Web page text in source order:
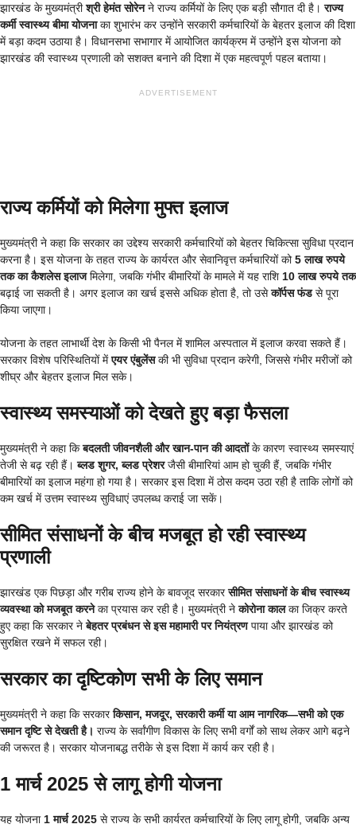
झारखंड के मुख्यमंत्रीश्री हेमंत सोरेनने राज्य कर्मियों के लिए एक बड़ी सौगात दी है।राज्य
कर्मी स्वास्थ्य बीमा योजनाका शुभारंभ कर उन्होंने सरकारी कर्मचारियों के बेहतर इलाज की दिशा
में बड़ा कदम उठाया है। विधानसभा सभागार में आयोजित कार्यक्रम में उन्होंने इस योजना को
झारखंड की स्वास्थ्य प्रणाली को सशक्त बनाने की दिशा में एक महत्वपूर्ण पहल बताया।
ADVERTISEMENT
राज्य कर्मियों को मिलेगा मुफ्त इलाज
मुख्यमंत्री ने कहा कि सरकार का उद्देश्य सरकारी कर्मचारियों को बेहतर चिकित्सा सुविधा प्रदान
करना है। इस योजना के तहत राज्य के कार्यरत और सेवानिवृत्त कर्मचारियों को5 लाख रुपये
तक का कैशलेस इलाजमिलेगा, जबकि गंभीर बीमारियों के मामले में यह राशि 10 लाख रुपये तक
बढ़ाई जा सकती है। अगर इलाज का खर्च इससे अधिक होता है, तो उसेकॉर्पस फंडसे पूरा
किया जाएगा।
योजना के तहत लाभार्थी देश के किसी भी पैनल में शामिल अस्पताल में इलाज करवा सकते हैं।
सरकार विशेष परिस्थितियों मेंएयर एंबुलेंसकी भी सुविधा प्रदान करेगी, जिससे गंभीर मरीजों को
शीघ्र और बेहतर इलाज मिल सके।
स्वास्थ्य समस्याओं को देखते हुए बड़ा फैसला
मुख्यमंत्री ने कहा किबदलती जीवनशैली और खान-पान की आदतोंके कारण स्वास्थ्य समस्याएं
तेजी से बढ़ रही हैं।ब्लड शुगर, ब्लड प्रेशरजैसी बीमारियां आम हो चुकी हैं, जबकि गंभीर
बीमारियों का इलाज महंगा हो गया है। सरकार इस दिशा में ठोस कदम उठा रही है ताकि लोगों को
कम खर्च में उत्तम स्वास्थ्य सुविधाएं उपलब्ध कराई जा सकें।
सीमित संसाधनों के बीच मजबूत हो रही स्वास्थ्य
प्रणाली
झारखंड एक पिछड़ा और गरीब राज्य होने के बावजूद सरकारसीमित संसाधनों के बीच स्वास्थ्य
व्यवस्था को मजबूत करनेका प्रयास कर रही है। मुख्यमंत्री नेकोरोना कालका जिक्र करते
हुए कहा कि सरकार नेबेहतर प्रबंधन से इस महामारी पर नियंत्रणपाया और झारखंड को
सुरक्षित रखने में सफल रही।
सरकार का दृष्टिकोण सभी के लिए समान
मुख्यमंत्री ने कहा कि सरकारकिसान, मजदूर, सरकारी कर्मी या आम नागरिक—सभी को एक
समान दृष्टि से देखती है। राज्य के सर्वांगीण विकास के लिए सभी वर्गों को साथ लेकर आगे बढ़ने
की जरूरत है। सरकार योजनाबद्ध तरीके से इस दिशा में कार्य कर रही है।
1 मार्च 2025 से लागू होगी योजना
यह योजना 1 मार्च 2025 से राज्य के सभी कार्यरत कर्मचारियों के लिए लागू होगी, जबकि अन्य